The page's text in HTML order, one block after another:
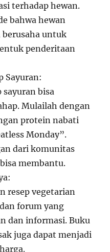
terhadap hewan.
bahwa hewan
berusaha untuk
penderitaan
Sayuran:
sayuran bisa
Mulailah dengan
protein nabati
Monday”.
dari komunitas
membantu.
resep vegetarian
forum yang
dan informasi. Buku
juga dapat menjadi